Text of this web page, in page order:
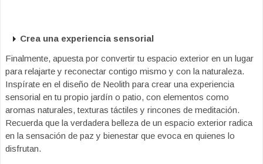
Crea una experiencia sensorial
Finalmente, apuesta por convertir tu espacio exterior en un lugar
para relajarte y reconectar contigo mismo y con la naturaleza.
Inspírate en el diseño de Neolith para crear una experiencia
sensorial en tu propio jardín o patio, con elementos como
aromas naturales, texturas táctiles y rincones de meditación.
Recuerda que la verdadera belleza de un espacio exterior radica
en la sensación de paz y bienestar que evoca en quienes lo
disfrutan.